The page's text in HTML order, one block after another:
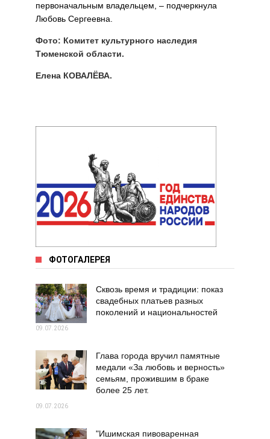
первоначальным владельцем, – подчеркнула
Любовь Сергеевна.
Фото: Комитет культурного наследия
Тюменской области.
Елена КОВАЛЁВА.
ФОТОГАЛЕРЕЯ
Сквозь время и традиции: показ
свадебных платьев разных
поколений и национальностей
09.07.2026
Глава города вручил памятные
медали «За любовь и верность»
семьям, прожившим в браке
более 25 лет.
09.07.2026
"Ишимская пивоваренная